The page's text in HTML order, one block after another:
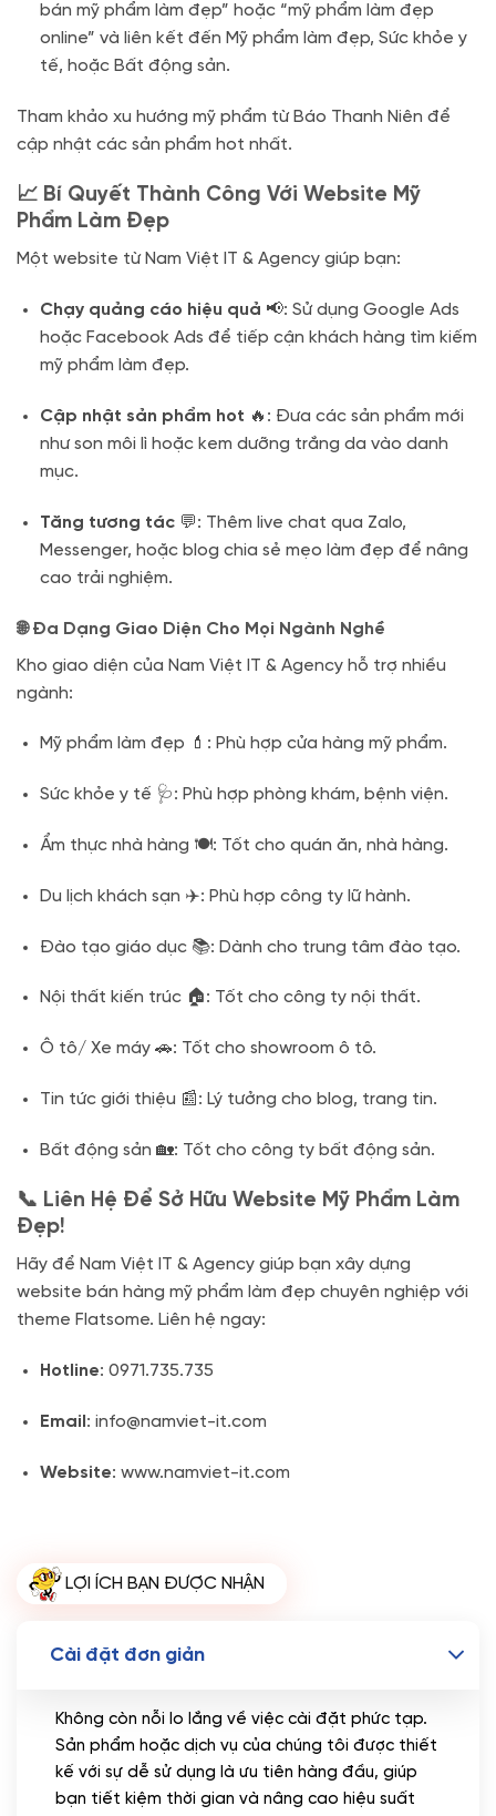
bán mỹ phẩm làm đẹp” hoặc “mỹ phẩm làm đẹp
online” và liên kết đến Mỹ phẩm làm đẹp, Sức khỏe y
tế, hoặc Bất động sản.
Tham khảo xu hướng mỹ phẩm từ Báo Thanh Niên để
cập nhật các sản phẩm hot nhất.
📈 Bí Quyết Thành Công Với Website Mỹ
Phẩm Làm Đẹp
Một website từ Nam Việt IT & Agency giúp bạn:
Chạy quảng cáo hiệu quả 📢: Sử dụng Google Ads
hoặc Facebook Ads để tiếp cận khách hàng tìm kiếm
mỹ phẩm làm đẹp.
Cập nhật sản phẩm hot 🔥: Đưa các sản phẩm mới
như son môi lì hoặc kem dưỡng trắng da vào danh
mục.
Tăng tương tác💬: Thêm live chat qua Zalo,
Messenger, hoặc blog chia sẻ mẹo làm đẹp để nâng
cao trải nghiệm.
🌐 Đa Dạng Giao Diện Cho Mọi Ngành Nghề
Kho giao diện của Nam Việt IT & Agency hỗ trợ nhiều
ngành:
Mỹ phẩm làm đẹp 💄: Phù hợp cửa hàng mỹ phẩm.
Sức khỏe y tế 🩺: Phù hợp phòng khám, bệnh viện.
Ẩm thực nhà hàng 🍽️: Tốt cho quán ăn, nhà hàng.
Du lịch khách sạn ✈️: Phù hợp công ty lữ hành.
Đào tạo giáo dục 📚: Dành cho trung tâm đào tạo.
Nội thất kiến trúc 🏠: Tốt cho công ty nội thất.
Ô tô/ Xe máy 🚗: Tốt cho showroom ô tô.
Tin tức giới thiệu 📰: Lý tưởng cho blog, trang tin.
Bất động sản 🏡: Tốt cho công ty bất động sản.
📞 Liên Hệ Để Sở Hữu Website Mỹ Phẩm Làm
Đẹp!
Hãy để Nam Việt IT & Agency giúp bạn xây dựng
website bán hàng mỹ phẩm làm đẹp chuyên nghiệp với
theme Flatsome. Liên hệ ngay:
Hotline: 0971.735.735
Email : info@namviet-it.com
Website: www.namviet-it.com
LỢI ÍCH BẠN ĐƯỢC NHẬN
Cài đặt đơn giản
Không còn nỗi lo lắng về việc cài đặt phức tạp.
Sản phẩm hoặc dịch vụ của chúng tôi được thiết
kế với sự dễ sử dụng là ưu tiên hàng đầu, giúp
bạn tiết kiệm thời gian và nâng cao hiệu suất